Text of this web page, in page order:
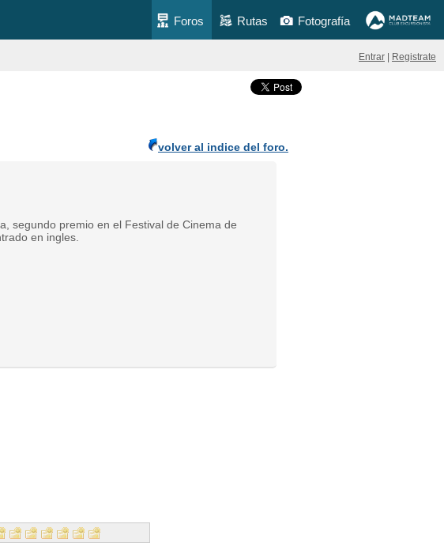
Foros Rutas Fotografía
Entrar Registrate
volver al indice del foro.
segundo premio en el Festival de Cinema de
en ingles.